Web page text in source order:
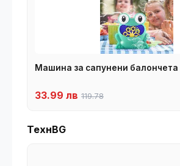
Машина за сапунени балончета
33.99 лв 119.78
ТехнBG